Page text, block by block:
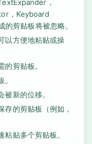
，
，Keyboard
剪贴板将被忽略。
以方便地粘贴或操
剪贴板。
新的位移。
存的剪贴板（例如，
贴多个剪贴板。